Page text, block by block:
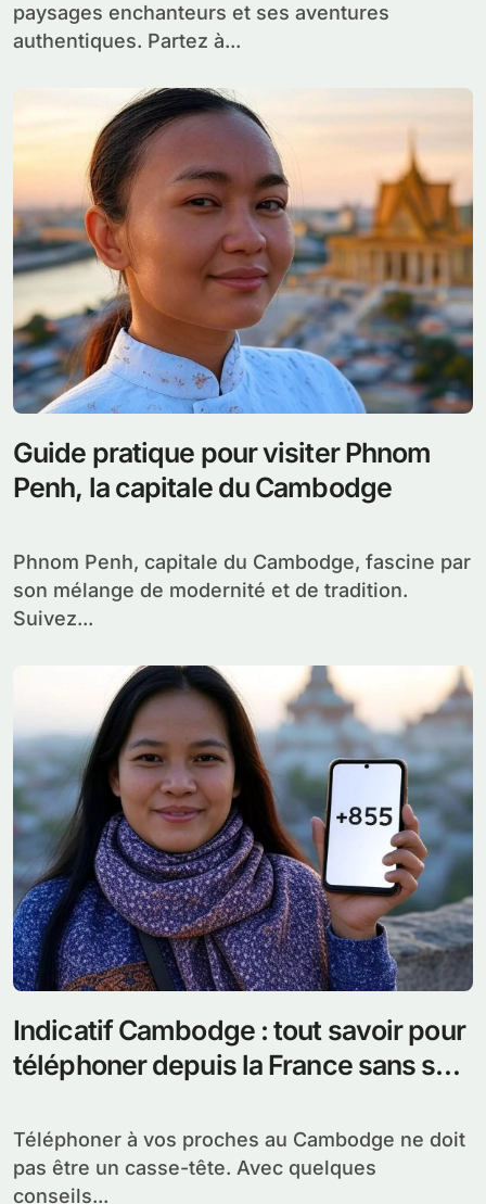
paysages enchanteurs et ses aventures
authentiques. Partez à...
Guide pratique pour visiter Phnom
Penh, la capitale du Cambodge
Phnom Penh, capitale du Cambodge, fascine par
son mélange de modernité et de tradition.
Suivez...
Indicatif Cambodge : tout savoir pour
téléphoner depuis la France sans se
Téléphoner à vos proches au Cambodge ne doit
pas être un casse-tête. Avec quelques
conseils...